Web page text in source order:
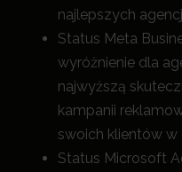
najlepszych
Status Meta
wyróżnienie dla
najwyższą
kampanii
swoich klientów w
Status Microsoft